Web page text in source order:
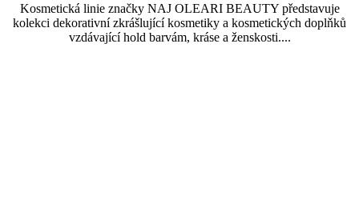
Kosmetická linie značky NAJ OLEARI BEAUTY představuje
kolekci dekorativní zkrášlující kosmetiky a kosmetických doplňků
vzdávající hold barvám, kráse a ženskosti....